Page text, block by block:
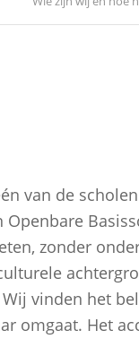
van de
Openbare
zonder
vinden het
omgaat. Het